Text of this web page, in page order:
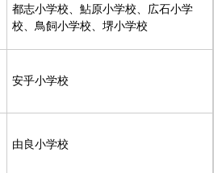
都志小学校、鮎原小学校、広石小学
校、鳥飼小学校、堺小学校
安乎小学校
由良小学校